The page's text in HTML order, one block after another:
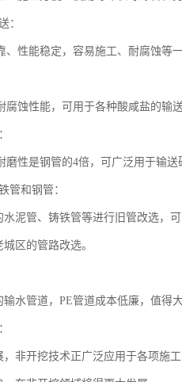
：
、性能稳定，容易施工、耐腐蚀等
腐蚀性能，可用于各种酸咸盐的输
磨性是钢管的4倍，可广泛用于输
管和钢管：
水泥管、铸铁管等进行旧管改选，
区的管路改选。
水管道，PE管道成本低廉，值得大
，非开挖技术正广泛应用于各项施